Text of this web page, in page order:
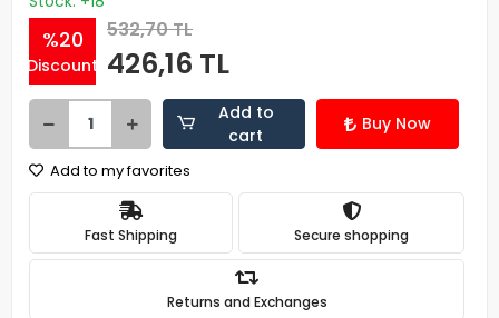
%20
Discount
532,70 TL
426,16 TL
Add to
cart
Buy Now
Add to my favorites
Fast Shipping Secure shopping
Returns and Exchanges